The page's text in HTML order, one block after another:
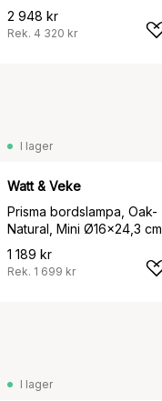
2 948 kr
Rek. 4 320 kr
I lager
Watt & Veke
Prisma bordslampa, Oak-
Natural, Mini Ø16x24,3 cm
1 189 kr
Rek. 1 699 kr
I lager